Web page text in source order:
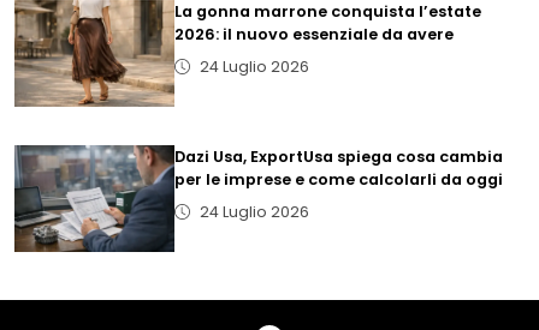
La gonna marrone conquista l’estate
2026: il nuovo essenziale da avere
24 Luglio 2026
Dazi Usa, ExportUsa spiega cosa cambia
per le imprese e come calcolarli da oggi
24 Luglio 2026